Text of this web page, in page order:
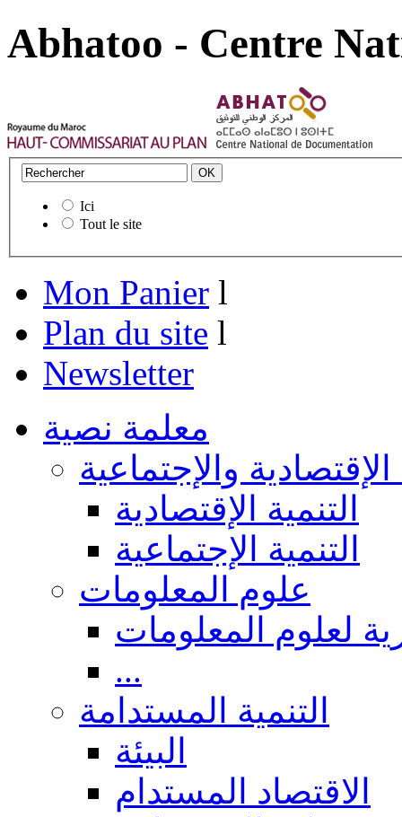
Abhatoo - Centre
Ici
Tout le site
Mon Panier l
Plan du site l
Newsletter
معلمة نصية
الإقتصادية والإجتماعية
التنمية الإقتصادية
التنمية الإجتماعية
علوم المعلومات
لعلوم المعلومات
...
التنمية المستدامة
البيئة
الاقتصاد المستدام